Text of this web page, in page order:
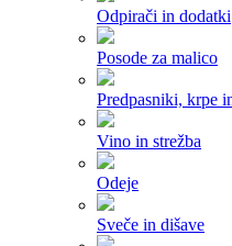
Odpirači in dodatki
Posode za malico
Predpasniki, krpe
Vino in strežba
Odeje
Sveče in dišave